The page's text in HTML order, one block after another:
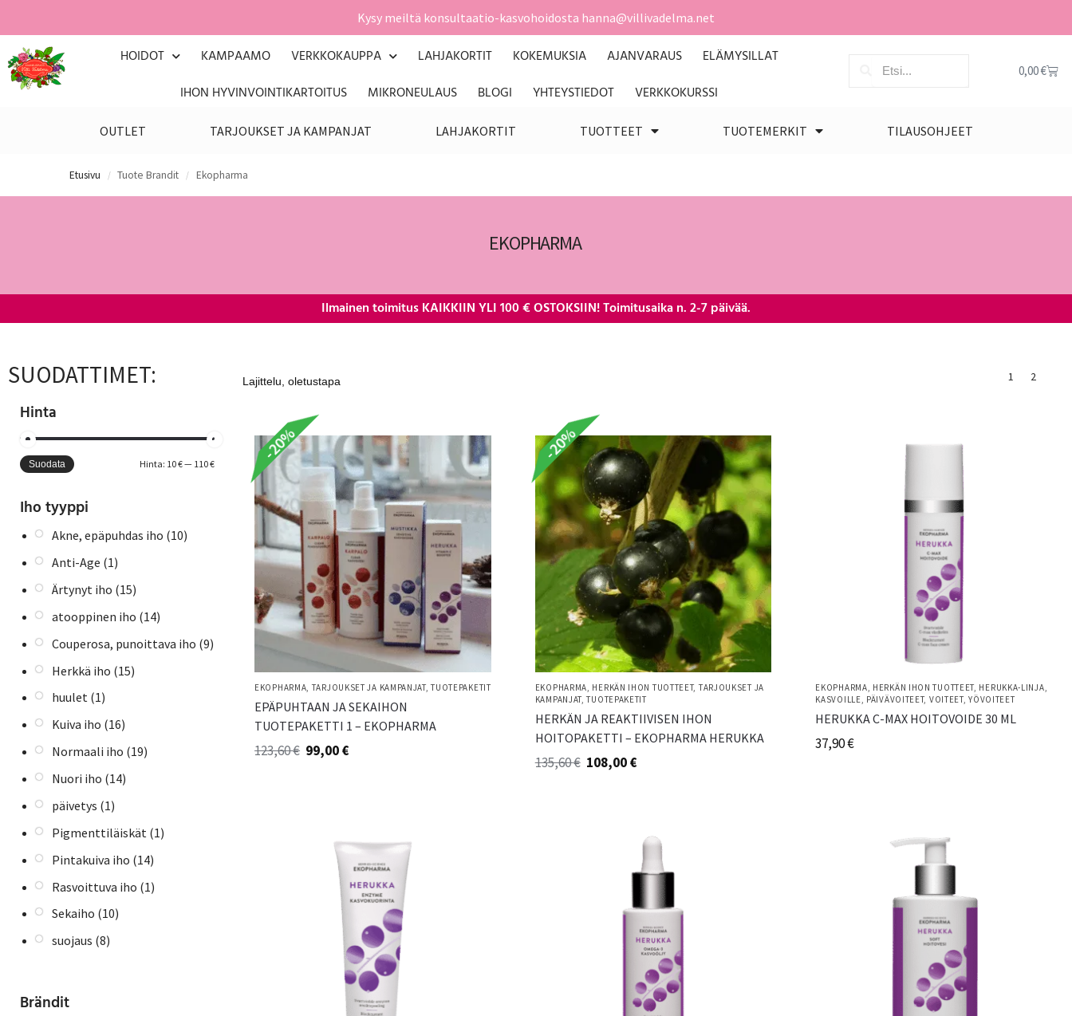
Kysy meiltä konsultaatio-kasvohoidosta hanna@villivadelma.net
HOIDOT KAMPAAMO VERKKOKAUPPA LAHJAKORTIT KOKEMUKSIA AJANVARAUS
ELÄMYSILLAT
IHON HYVINVOINTIKARTOITUS
MIKRONEULAUS BLOGI YHTEYSTIEDOT VERKKOKURSSI
0,00€
OUTLET TARJOUKSET JA KAMPANJAT LAHJAKORTIT TUOTTEET TUOTEMERKIT TILAUSOHJEET
Etusivu / Tuote Brandit / Ekopharma
EKOPHARMA
Ilmainen toimitus KAIKKIIN YLI 100 € OSTOKSIIN! Toimitusaika n. 2-7 päivää.
SUODATTIMET:
Hinta
Suodata Hinta: 10 €— 110 €
Iho tyyppi
Akne, epäpuhdas iho (10)
Anti-Age (1)
Ärtynyt iho (15)
atooppinen iho (14)
Couperosa, punoittava iho (9)
Herkkä iho (15)
huulet (1)
Kuiva iho (16)
Normaali iho (19)
Nuori iho (14)
päivetys (1)
Pigmenttiläiskät (1)
Pintakuiva iho (14)
Rasvoittuva iho (1)
Sekaiho (10)
suojaus (8)
Brändit
1 2
-20%
EKOPHARMA TARJOUKSET JA KAMPANJAT,TUOTEPAKETIT
EPÄPUHTAAN JA SEKAIHON
TUOTEPAKETTI 1 – EKOPHARMA
123,60€ 99,00€
-20%
EKOPHARMA HERKÄN IHON TUOTTEET, TARJOUKSET JA
KAMPANJAT,TUOTEPAKETIT
HERKÄN JA REAKTIIVISEN IHON
HOITOPAKETTI – EKOPHARMA HERUKKA
135,60€ 108,00€
EKOPHARMA HERKÄN IHON TUOTTEET, HERUKKA-LINJA
KASVOILLE PÄIVÄVOITEET, VOITEET,YÖVOITEET
HERUKKA C-MAX HOITOVOIDE 30 ML
37,90€